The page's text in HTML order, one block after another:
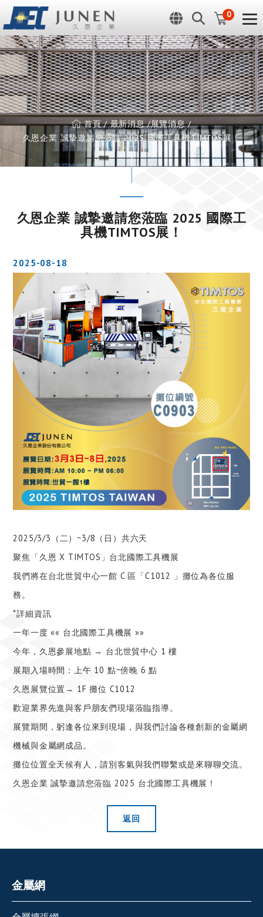
0
首頁 最新消息 展覽消息
久恩企業 誠摯邀請您蒞臨 2025 國際工具機TIMTOS展！
久恩企業 誠摯邀請您蒞臨 2025 國際工
具機TIMTOS展！
2025-08-18
2025/3/3（二）~3/8（日）共六天
聚焦「久恩 X TIMTOS」台北國際工具機展
我們將在台北世貿中心一館 C 區「C1012 」攤位為各位服
務。
*詳細資訊
一年一度 «« 台北國際工具機展 »»
今年，久恩參展地點 → 台北世貿中心 1 樓
展期入場時間：上午 10 點~傍晚 6 點
久恩展覽位置→ 1F 攤位 C1012
歡迎業界先進與客戶朋友們現場蒞臨指導。
展覽期間，躬逢各位來到現場，與我們討論各種創新的金屬網
機械與金屬網成品。
攤位位置全天候有人，請別客氣與我們聯繫或是來聊聊交流。
久恩企業 誠摯邀請您蒞臨 2025 台北國際工具機展！
返回
金屬網
Cookie管理面板